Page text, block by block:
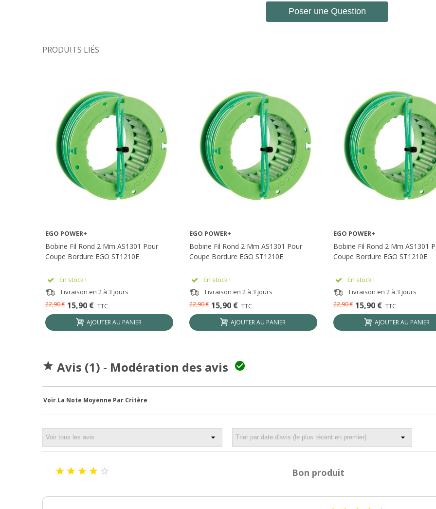
Poser une Question
PRODUITS LIÉS
EGO POWER+
Bobine Fil Rond 2 Mm AS1301 Pour
Coupe Bordure EGO ST1210E
En stock !
Livraison en 2 à 3 jours
15,90 € TTC
22,90 €
AJOUTER AU PANIER
EGO POWER+
Bobine Fil Rond 2 Mm AS1301 Pour
Coupe Bordure EGO ST1210E
En stock !
Livraison en 2 à 3 jours
15,90 € TTC
22,90 €
AJOUTER AU PANIER
EGO POWER+
Bobine Fil Rond 2 Mm AS1301
Coupe Bordure EGO ST1210E
En stock !
Livraison en 2 à 3 jours
15,90 € TTC
22,90 €
AJOUTER AU PANIER
 Avis (1) - Modération des avis 
Voir La Note Moyenne Par Critère
     Bon produit